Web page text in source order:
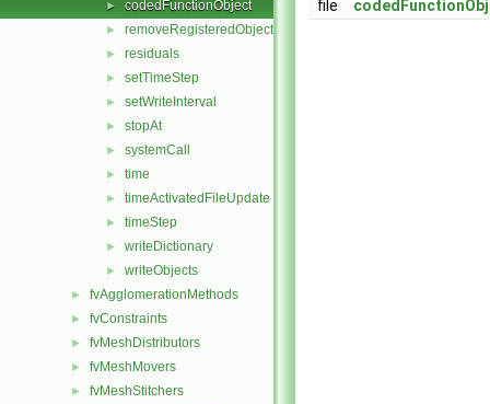
► codedFunctionObject
► removeRegisteredObject
► residuals
► setTimeStep
► setWriteInterval
► stopAt
► systemCall
► time
► timeActivatedFileUpdate
► timeStep
► writeDictionary
► writeObjects
► fvAgglomerationMethods
► fvConstraints
► fvMeshDistributors
► fvMeshMovers
► fvMeshStitchers
file